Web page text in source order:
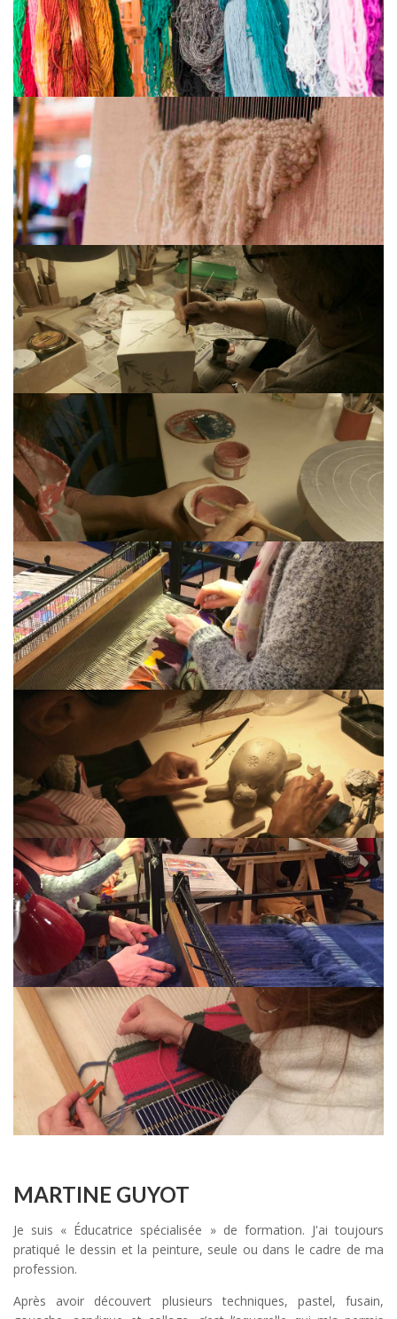
MARTINE GUYOT
Je suis « Éducatrice spécialisée » de formation. J'ai toujours
pratiqué le dessin et la peinture, seule ou dans le cadre de ma
profession.
Après avoir découvert plusieurs techniques, pastel, fusain,